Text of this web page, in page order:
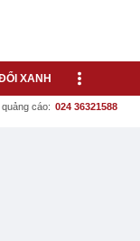
XANH
quảng cáo: 024 36321588